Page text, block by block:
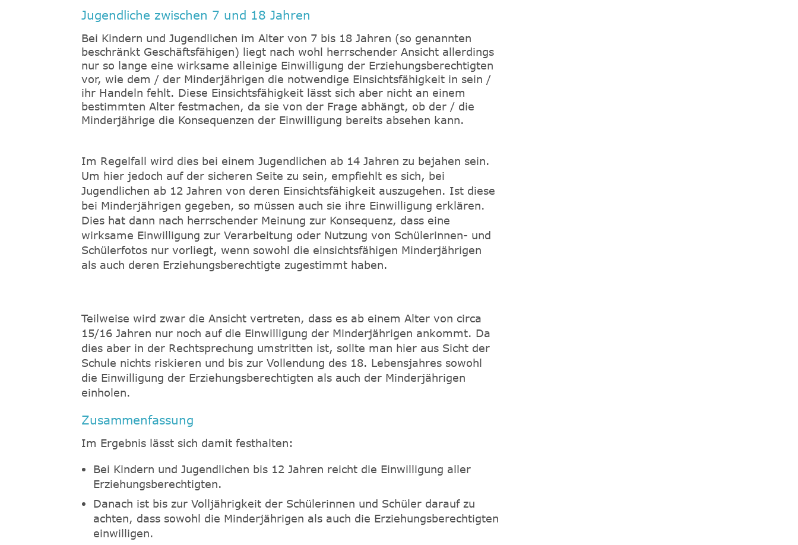
Jugendliche zwischen 7 und 18 Jahren
Bei Kindern und Jugendlichen im Alter von 7 bis 18 Jahren (so genannten
beschränkt Geschäftsfähigen) liegt nach wohl herrschender Ansicht allerdings
nur so lange eine wirksame alleinige Einwilligung der Erziehungsberechtigten
vor, wie dem / der Minderjährigen die notwendige Einsichtsfähigkeit in sein /
ihr Handeln fehlt. Diese Einsichtsfähigkeit lässt sich aber nicht an einem
bestimmten Alter festmachen, da sie von der Frage abhängt, ob der / die
Minderjährige die Konsequenzen der Einwilligung bereits absehen kann.
Im Regelfall wird dies bei einem Jugendlichen ab 14 Jahren zu bejahen sein.
Um hier jedoch auf der sicheren Seite zu sein, empfiehlt es sich, bei
Jugendlichen ab 12 Jahren von deren Einsichtsfähigkeit auszugehen. Ist diese
bei Minderjährigen gegeben, so müssen auch sie ihre Einwilligung erklären.
Dies hat dann nach herrschender Meinung zur Konsequenz, dass eine
wirksame Einwilligung zur Verarbeitung oder Nutzung von Schülerinnen- und
Schülerfotos nur vorliegt, wenn sowohl die einsichtsfähigen Minderjährigen
als auch deren Erziehungsberechtigte zugestimmt haben.
Teilweise wird zwar die Ansicht vertreten, dass es ab einem Alter von circa
15/16 Jahren nur noch auf die Einwilligung der Minderjährigen ankommt. Da
dies aber in der Rechtsprechung umstritten ist, sollte man hier aus Sicht der
Schule nichts riskieren und bis zur Vollendung des 18. Lebensjahres sowohl
die Einwilligung der Erziehungsberechtigten als auch der Minderjährigen
einholen.
Zusammenfassung
Im Ergebnis lässt sich damit festhalten:
Bei Kindern und Jugendlichen bis 12 Jahren reicht die Einwilligung aller
Erziehungsberechtigten.
Danach ist bis zur Volljährigkeit der Schülerinnen und Schüler darauf zu
achten, dass sowohl die Minderjährigen als auch die Erziehungsberechtigten
einwilligen.